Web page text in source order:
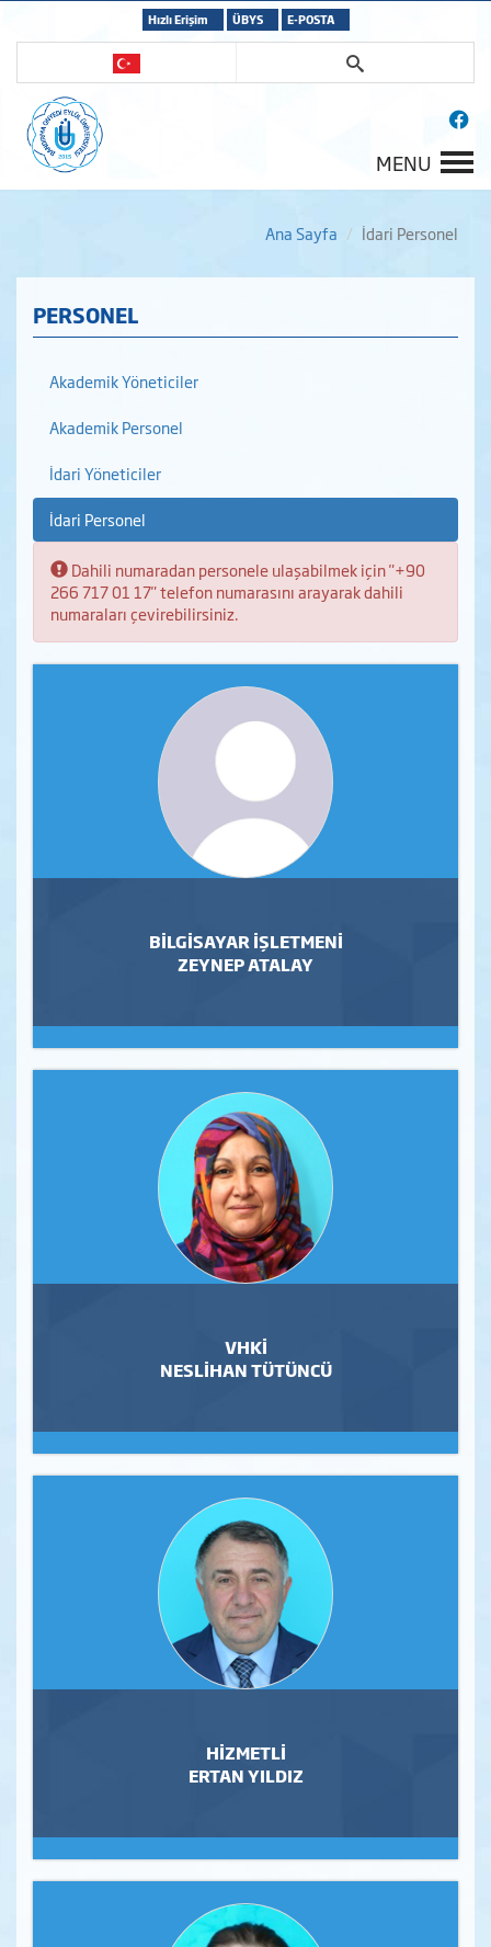
Hızlı Erişim ÜBYS E-POSTA
MENU
Ana Sayfa İdari Personel
PERSONEL
Akademik Yöneticiler
Akademik Personel
İdari Yöneticiler
İdari Personel
Bilgi:
Dahili numaradan personele ulaşabilmek için "+90
266 717 01 17" telefon numarasını arayarak dahili
numaraları çevirebilirsiniz.
BİLGİSAYAR İŞLETMENİ
ZEYNEP ATALAY
VHKİ
NESLİHAN TÜTÜNCÜ
HİZMETLİ
ERTAN YILDIZ